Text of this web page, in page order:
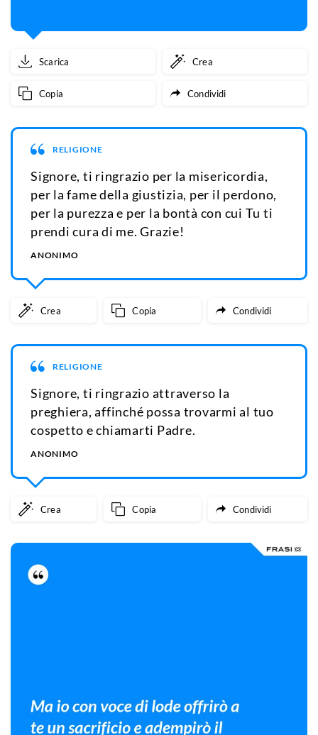
Scarica Crea
Copia Condividi
RELIGIONE
Signore, ti ringrazio per la misericordia,
per la fame della giustizia, per il perdono,
per la purezza e per la bontà con cui Tu ti
prendi cura di me. Grazie!
ANONIMO
Crea Copia Condividi
RELIGIONE
Signore, ti ringrazio attraverso la
preghiera, affinché possa trovarmi al tuo
cospetto e chiamarti Padre.
ANONIMO
Crea Copia Condividi